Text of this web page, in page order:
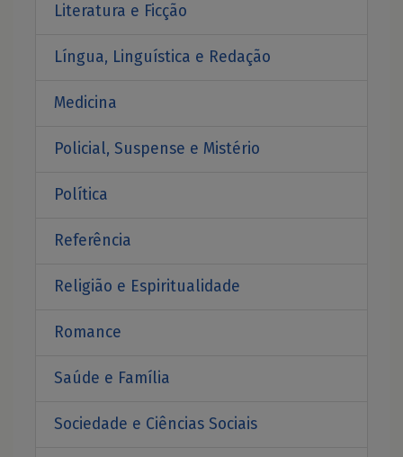
Literatura e Ficção
Língua, Linguística e Redação
Medicina
Policial, Suspense e Mistério
Política
Referência
Religião e Espiritualidade
Romance
Saúde e Família
Sociedade e Ciências Sociais